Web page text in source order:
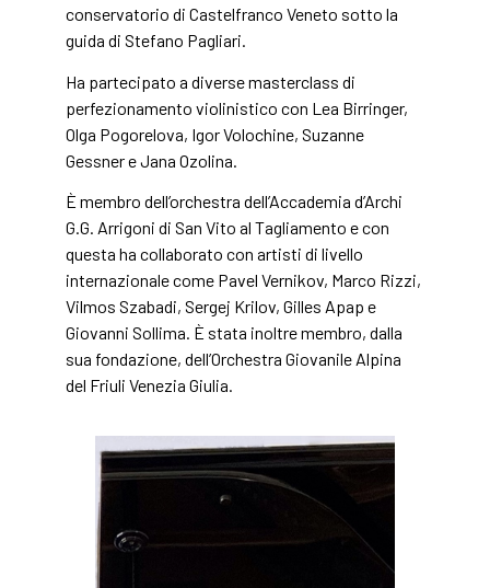
conservatorio di Castelfranco Veneto sotto la
guida di Stefano Pagliari.
Ha partecipato a diverse masterclass di
perfezionamento violinistico con Lea Birringer,
Olga Pogorelova, Igor Volochine, Suzanne
Gessner e Jana Ozolina.
È membro dell’orchestra dell’Accademia d’Archi
G.G. Arrigoni di San Vito al Tagliamento e con
questa ha collaborato con artisti di livello
internazionale come Pavel Vernikov, Marco Rizzi,
Vilmos Szabadi, Sergej Krilov, Gilles Apap e
Giovanni Sollima. È stata inoltre membro, dalla
sua fondazione, dell’Orchestra Giovanile Alpina
del Friuli Venezia Giulia.